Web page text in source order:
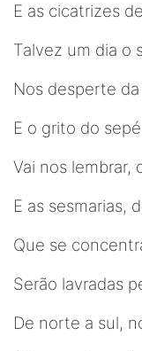
E as cicatrizes
Talvez um dia o
Nos desperte
E o grito do
Vai nos lembrar,
E as sesmarias,
Que se
Serão lavradas
De norte a sul,